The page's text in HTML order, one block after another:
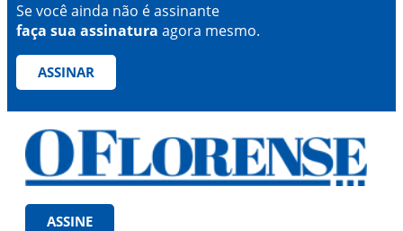
Se você ainda não é assinante
faça sua assinatura agora mesmo.
ASSINAR
ASSINE